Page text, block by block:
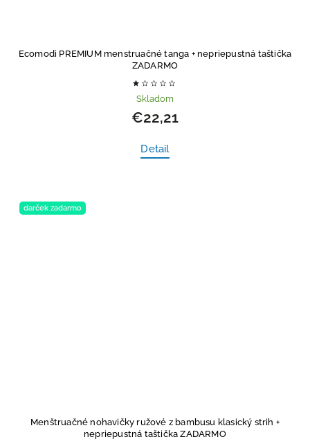
Ecomodi PREMIUM menstruačné tanga + nepriepustná taštička
ZADARMO
Skladom
€22,21
Detail
darček zadarmo
Menštruačné nohavičky ružové z bambusu klasický strih +
nepriepustná taštička ZADARMO